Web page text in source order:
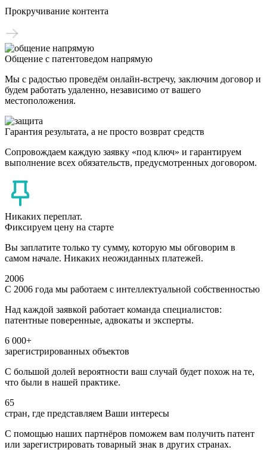
Прокручивание контента
Общение с патентоведом напрямую
Мы с радостью проведём онлайн-встречу, заключим договор и
будем работать удаленно, независимо от вашего
местоположения.
Гарантия результата, а не просто возврат средств
Сопровождаем каждую заявку «под ключ» и гарантируем
выполнение всех обязательств, предусмотренных договором.
Никаких переплат.
Фиксируем цену на старте
Вы заплатите только ту сумму, которую мы обговорим в
самом начале. Никаких неожиданных платежей.
2006
С 2006 года мы работаем с интеллектуальной собственностью
Над каждой заявкой работает команда специалистов:
патентные поверенные, адвокаты и эксперты.
6 000+
зарегистрированных объектов
С большой долей вероятности ваш случай будет похож на те,
что были в нашей практике.
65
стран, где представляем Ваши интересы
С помощью наших партнёров поможем вам получить патент
или зарегистрировать товарный знак в других странах.